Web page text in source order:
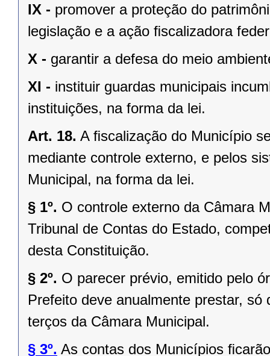
IX - promover a proteção do
legislação e a ação ﬁscalizadora
X - garantir a defesa do meio
XI - instituir guardas municipais
instituições, na forma da lei.
Art. 18. A ﬁscalização do Município
mediante controle externo, e pelos
Municipal, na forma da lei.
§ 1º. O controle externo da Câmara
Tribunal de Contas do Estado,
desta Constituição.
§ 2º. O parecer prévio, emitido pelo
Prefeito deve anualmente prestar,
terços da Câmara Municipal.
§ 3º. As contas dos Municípios